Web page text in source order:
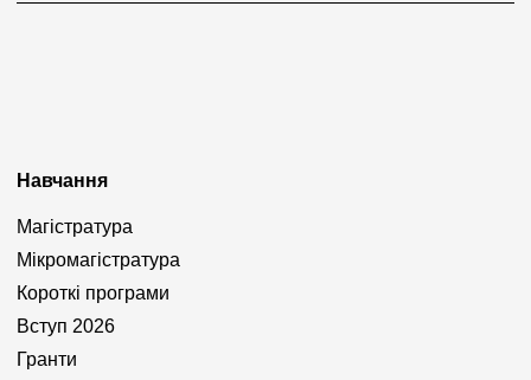
Навчання
Магістратура
Мікромагістратура
Короткі програми
Вступ 2026
Гранти